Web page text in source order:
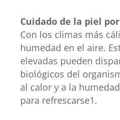
Cuidado de la piel
Con los climas más
humedad en el aire.
elevadas pueden
biológicos del
al calor y a la
para refrescarse1.